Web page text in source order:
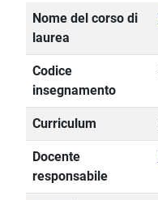
Nome del corso di
laurea
Codice
insegnamento
Curriculum
Docente
responsabile